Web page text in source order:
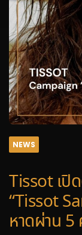
NEWS
Tissot เปิ
“Tissot
หาดผ่าน 5